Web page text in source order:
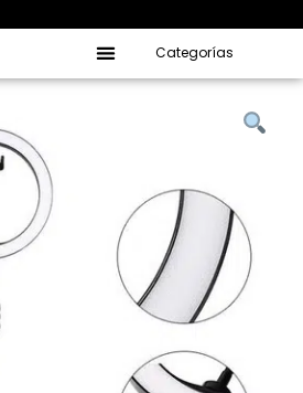
Categorías